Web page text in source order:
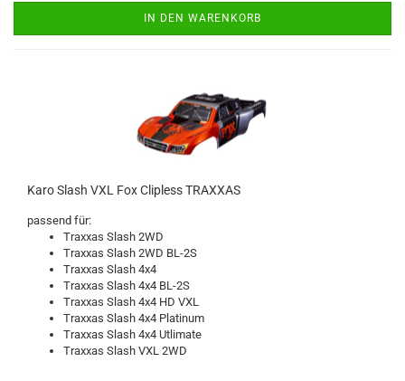
IN DEN WARENKORB
Karo Slash VXL Fox Clipless TRAXXAS
passend für:
Traxxas Slash 2WD
Traxxas Slash 2WD BL-2S
Traxxas Slash 4x4
Traxxas Slash 4x4 BL-2S
Traxxas Slash 4x4 HD VXL
Traxxas Slash 4x4 Platinum
Traxxas Slash 4x4 Utlimate
Traxxas Slash VXL 2WD